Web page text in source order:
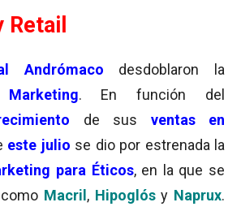
Retail
Andrómaco desdoblaron la
. En función del
de sus ventas en
este julio se dio por estrenada la
para Éticos, en la que se
Macril , Hipoglós y Naprux.